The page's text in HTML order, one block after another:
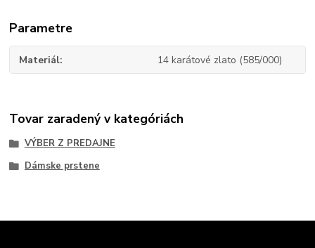
Parametre
Materiál 14 karátové zlato (585/000)
Tovar zaradený v kategóriách
VÝBER Z PREDAJNE
Dámske prstene